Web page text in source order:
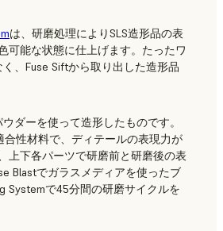
は、研磨処理によりSLS造形品の表
可能な状態に仕上げます。たったワ
、Fuse Siftから取り出した造形品
ウダーを使って造形したものです。
性材料で、ディテールの表現力が
上下各パーツで研磨前と研磨後の表
Blastでガラスメディアを使ったブ
Systemで45分間の研磨サイクルを